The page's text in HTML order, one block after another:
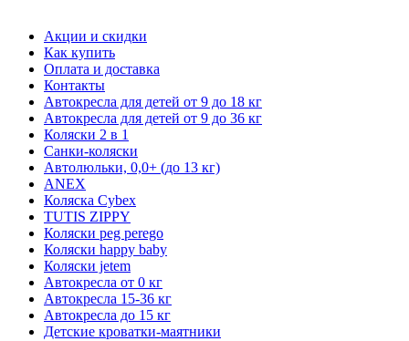
Акции и скидки
Как купить
Оплата и доставка
Контакты
Автокресла для детей от 9 до 18 кг
Автокресла для детей от 9 до 36 кг
Коляски 2 в 1
Санки-коляски
Автолюльки, 0,0+ (до 13 кг)
ANEX
Коляска Cybex
TUTIS ZIPPY
Коляски peg perego
Коляски happy baby
Коляски jetem
Автокресла от 0 кг
Автокресла 15-36 кг
Автокресла до 15 кг
Детские кроватки-маятники